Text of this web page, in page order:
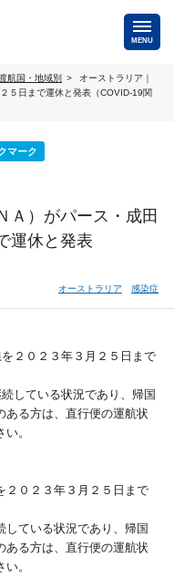
MENU
商用・就労ビザ
通訳・ガイド
サービス内容
企業情報
航国・地域別
オーストラリア｜
５日まで運休と発表（COVID-19関
マーク
Ａ）がパース・成田
運休と発表
オーストラリア 感染症
２０２３年３月２５日まで
している状況であり、帰国
ある方は、直行便の運航状
。
２０２３年３月２５日まで
ている状況であり、帰国
ある方は、直行便の運航状
。